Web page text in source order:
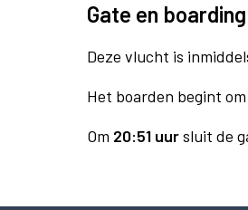
Gate en boarding
Deze vlucht is
Het boarden begint om
Om 20:51 uursluit de